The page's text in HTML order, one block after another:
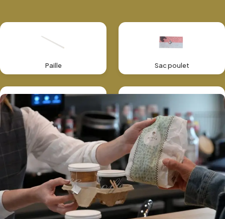
Paille Sac poulet
Sac à emporter Papier Ingraissable
Papier Cuisson